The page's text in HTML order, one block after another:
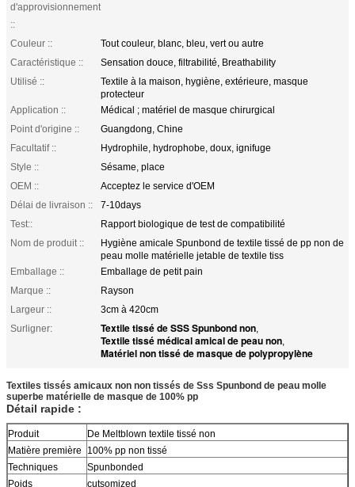
d'approvisionnement
::
Couleur ::
Tout couleur, blanc, bleu, vert ou autre
Caractéristique ::
Sensation douce, filtrabilité, Breathability
Utilisé ::
Textile à la maison, hygiène, extérieure, masque
protecteur
Application ::
Médical ; matériel de masque chirurgical
Point d'origine ::
Guangdong, Chine
Facultatif ::
Hydrophile, hydrophobe, doux, ignifuge
Style ::
Sésame, place
OEM ::
Acceptez le service d'OEM
Délai de livraison ::
7-10days
Test::
Rapport biologique de test de compatibilité
Nom de produit ::
Hygiène amicale Spunbond de textile tissé de pp non de
peau molle matérielle jetable de textile tiss
Emballage ::
Emballage de petit pain
Marque ::
Rayson
Largeur ::
3cm à 420cm
Surligner:
Textile tissé de SSS Spunbond non,
Textile tissé médical amical de peau non,
Matériel non tissé de masque de polypropylène
Textiles tissés amicaux non non tissés de Sss Spunbond de peau molle
superbe matérielle de masque de 100% pp
Détail rapide :
Produit
De Meltblown textile tissé non
Matière première
100% pp non tissé
Techniques
Spunbonded
Poids
cutsomized